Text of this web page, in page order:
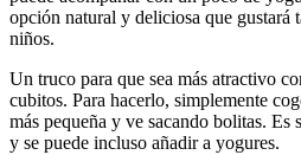
opción natural y deliciosa que gustará
niños.
Un truco para que sea más atractivo
cubitos. Para hacerlo, simplemente
más pequeña y ve sacando bolitas. Es
y se puede incluso añadir a yogures.